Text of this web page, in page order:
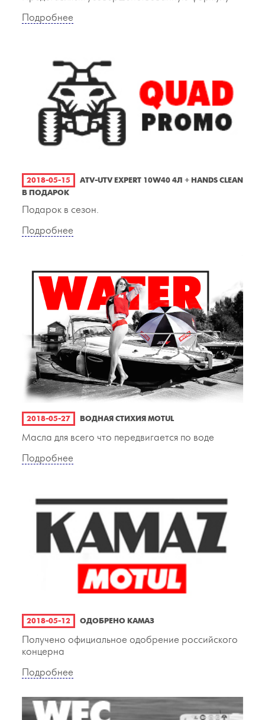
Подробнее
2018-05-15
ATV-UTV EXPERT 10W40 4Л + HANDS CLEAN
В ПОДАРОК
Подарок в сезон.
Подробнее
2018-05-27 ВОДНАЯ СТИХИЯ MOTUL
Масла для всего что передвигается по воде
Подробнее
2018-05-12 ОДОБРЕНО КАМАЗ
Получено официальное одобрение российского
концерна
Подробнее